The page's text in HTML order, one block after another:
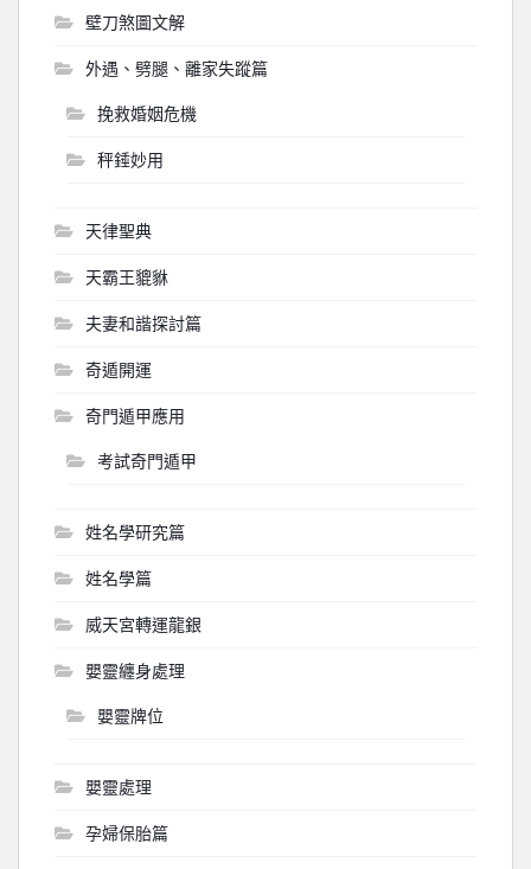
壁刀煞圖文解
外遇、劈腿、離家失蹤篇
挽救婚姻危機
秤錘妙用
天律聖典
天霸王貔貅
夫妻和諧探討篇
奇遁開運
奇門遁甲應用
考試奇門遁甲
姓名學研究篇
姓名學篇
威天宮轉運龍銀
嬰靈纏身處理
嬰靈牌位
嬰靈處理
孕婦保胎篇